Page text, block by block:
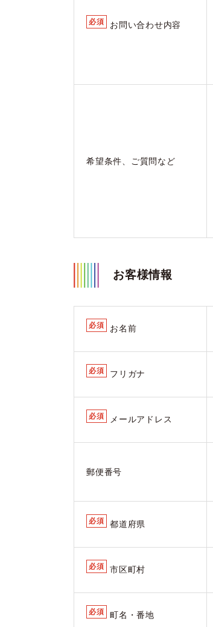
必須 お問い合わせ内容
希望条件、ご質問など
お客様情報
必須 お名前
必須 フリガナ
必須 メールアドレス
郵便番号
必須 都道府県
必須 市区町村
必須 町名・番地